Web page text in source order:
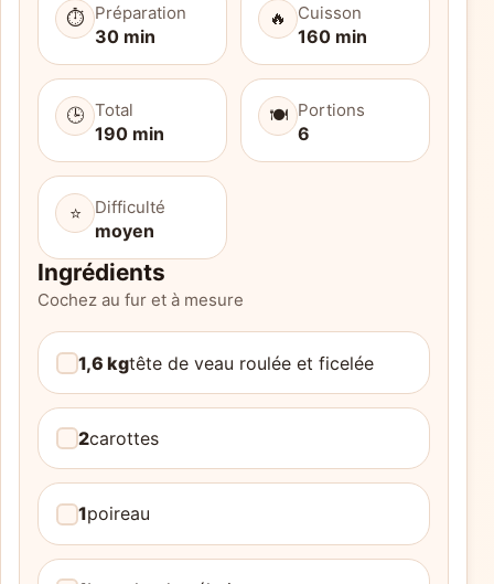
⏱️ Préparation
30 min
🔥 Cuisson
160 min
🕒 Total
190 min
🍽️ Portions
6
⭐ Difficulté
moyen
Ingrédients
Cochez au fur et à mesure
1,6 kgtête de veau roulée et ficelée
2carottes
1poireau